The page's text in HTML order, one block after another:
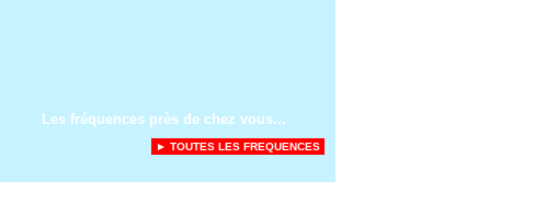
Les fréquences près de chez vous...
► TOUTES LES FREQUENCES